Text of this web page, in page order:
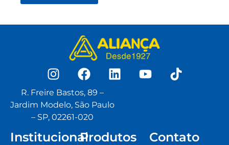
R. Freire Bastos, 89 –
Jardim Modelo, São Paulo
– SP, 02261-020
InstitucionalProdutos Contato